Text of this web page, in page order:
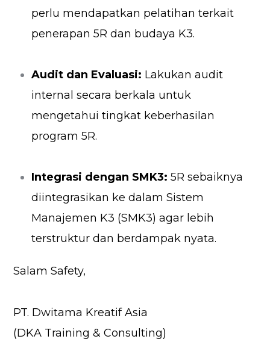
perlu mendapatkan pelatihan terkait
penerapan 5R dan budaya K3.
Audit dan Evaluasi: Lakukan audit
internal secara berkala untuk
mengetahui tingkat keberhasilan
program 5R.
Integrasi dengan SMK3: 5R sebaiknya
diintegrasikan ke dalam Sistem
Manajemen K3 (SMK3) agar lebih
terstruktur dan berdampak nyata.
Salam Safety,
PT. Dwitama Kreatif Asia
(DKA Training & Consulting)